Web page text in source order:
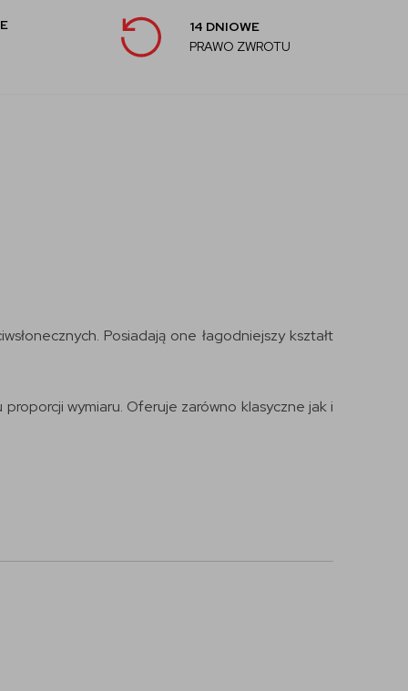
14 DNIOWE
PRAWO ZWROTU
Posiadają one łagodniejszy kształt
wymiaru. Oferuje zarówno klasyczne jak i